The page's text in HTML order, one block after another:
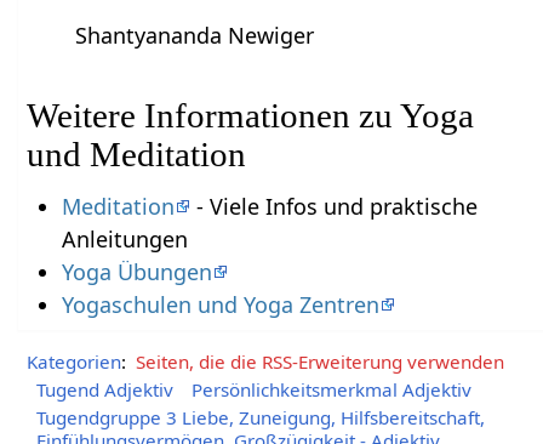
Shantyananda Newiger
Weitere Informationen zu Yoga
und Meditation
Meditation
- Viele Infos und praktische
Anleitungen
Yoga Übungen
Yogaschulen und Yoga Zentren
Kategorien: Seiten, die die RSS-Erweiterung verwenden
Tugend Adjektiv
Persönlichkeitsmerkmal Adjektiv
Tugendgruppe 3 Liebe, Zuneigung, Hilfsbereitschaft,